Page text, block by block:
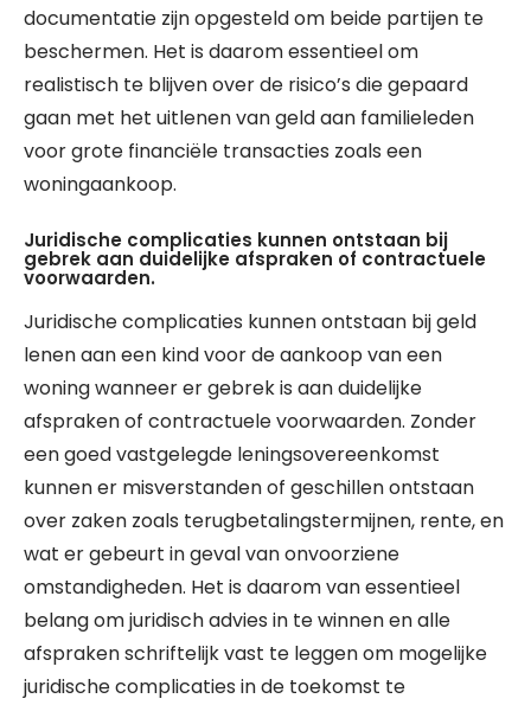
documentatie zijn opgesteld om beide partijen te
beschermen. Het is daarom essentieel om
realistisch te blijven over de risico’s die gepaard
gaan met het uitlenen van geld aan familieleden
voor grote financiële transacties zoals een
woningaankoop.
Juridische complicaties kunnen ontstaan bij
gebrek aan duidelijke afspraken of contractuele
voorwaarden.
Juridische complicaties kunnen ontstaan bij geld
lenen aan een kind voor de aankoop van een
woning wanneer er gebrek is aan duidelijke
afspraken of contractuele voorwaarden. Zonder
een goed vastgelegde leningsovereenkomst
kunnen er misverstanden of geschillen ontstaan
over zaken zoals terugbetalingstermijnen, rente, en
wat er gebeurt in geval van onvoorziene
omstandigheden. Het is daarom van essentieel
belang om juridisch advies in te winnen en alle
afspraken schriftelijk vast te leggen om mogelijke
juridische complicaties in de toekomst te